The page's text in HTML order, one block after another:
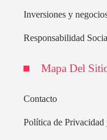
Inversiones y
Responsabilidad
Mapa Del
Contacto
Política de